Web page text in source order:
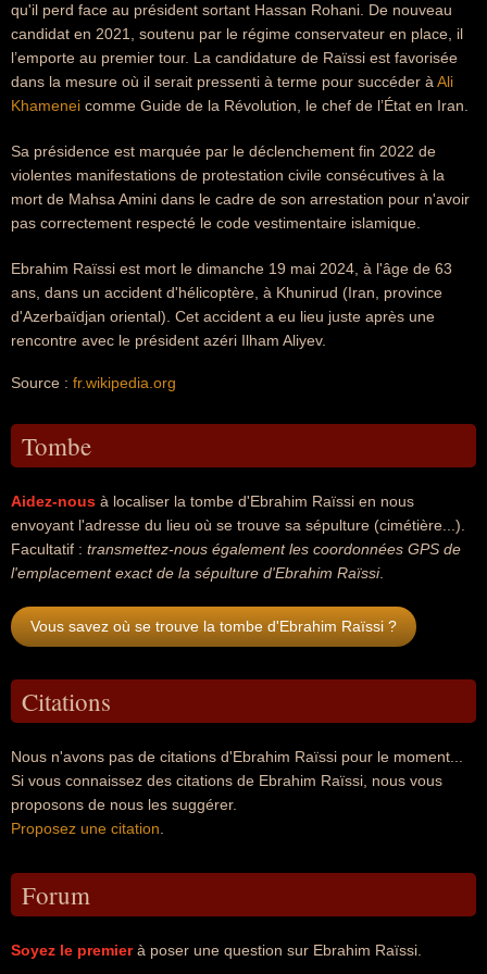
qu'il perd face au président sortant Hassan Rohani. De nouveau
candidat en 2021, soutenu par le régime conservateur en place, il
l’emporte au premier tour. La candidature de Raïssi est favorisée
dans la mesure où il serait pressenti à terme pour succéder à Ali
Khamenei comme Guide de la Révolution, le chef de l’État en Iran.
Sa présidence est marquée par le déclenchement fin 2022 de
violentes manifestations de protestation civile consécutives à la
mort de Mahsa Amini dans le cadre de son arrestation pour n'avoir
pas correctement respecté le code vestimentaire islamique.
Ebrahim Raïssi est mort le dimanche 19 mai 2024, à l'âge de 63
ans, dans un accident d'hélicoptère, à Khunirud (Iran, province
d'Azerbaïdjan oriental). Cet accident a eu lieu juste après une
rencontre avec le président azéri Ilham Aliyev.
Source : fr.wikipedia.org
Tombe
Aidez-nous à localiser la tombe d'Ebrahim Raïssi en nous
envoyant l'adresse du lieu où se trouve sa sépulture (cimétière...).
Facultatif : transmettez-nous également les coordonnées GPS de
l'emplacement exact de la sépulture d'Ebrahim Raïssi.
Vous savez où se trouve la tombe d'Ebrahim Raïssi ?
Citations
Nous n'avons pas de citations d'Ebrahim Raïssi pour le moment...
Si vous connaissez des citations de Ebrahim Raïssi, nous vous
proposons de nous les suggérer.
Proposez une citation
Forum
Soyez le premierà poser une question sur Ebrahim Raïssi.